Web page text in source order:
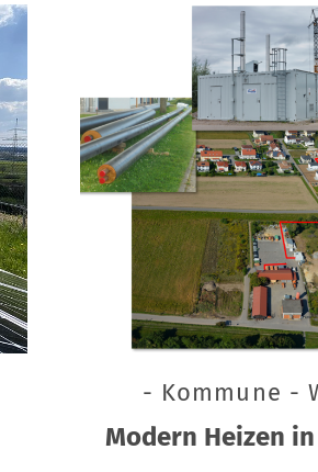
- Kommune -
Modern Heizen